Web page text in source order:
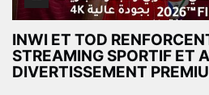
INWI ET TOD
STREAMING SPORTIF ET
DIVERTISSEMENT